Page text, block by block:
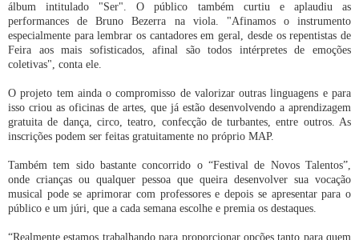
álbum intitulado "Ser". O público também curtiu e aplaudiu as
performances de Bruno Bezerra na viola. "Afinamos o instrumento
especialmente para lembrar os cantadores em geral, desde os repentistas de
Feira aos mais sofisticados, afinal são todos intérpretes de emoções
coletivas", conta ele.
O projeto tem ainda o compromisso de valorizar outras linguagens e para
isso criou as oficinas de artes, que já estão desenvolvendo a aprendizagem
gratuita de dança, circo, teatro, confecção de turbantes, entre outros. As
inscrições podem ser feitas gratuitamente no próprio MAP.
Também tem sido bastante concorrido o “Festival de Novos Talentos”,
onde crianças ou qualquer pessoa que queira desenvolver sua vocação
musical pode se aprimorar com professores e depois se apresentar para o
público e um júri, que a cada semana escolhe e premia os destaques.
“Realmente estamos trabalhando para proporcionar opções tanto para quem